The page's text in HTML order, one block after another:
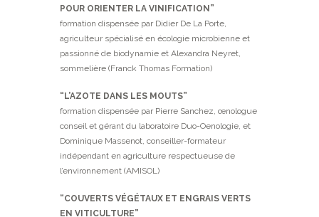
POUR ORIENTER LA VINIFICATION”
formation dispensée par Didier De La Porte,
agriculteur spécialisé en écologie microbienne et
passionné de biodynamie et Alexandra Neyret,
sommelière (Franck Thomas Formation)
“L’AZOTE DANS LES MOUTS”
formation dispensée par Pierre Sanchez, œnologue
conseil et gérant du laboratoire Duo-Oenologie, et
Dominique Massenot, conseiller-formateur
indépendant en agriculture respectueuse de
l’environnement (AMISOL)
“COUVERTS VÉGÉTAUX ET ENGRAIS VERTS
EN VITICULTURE”